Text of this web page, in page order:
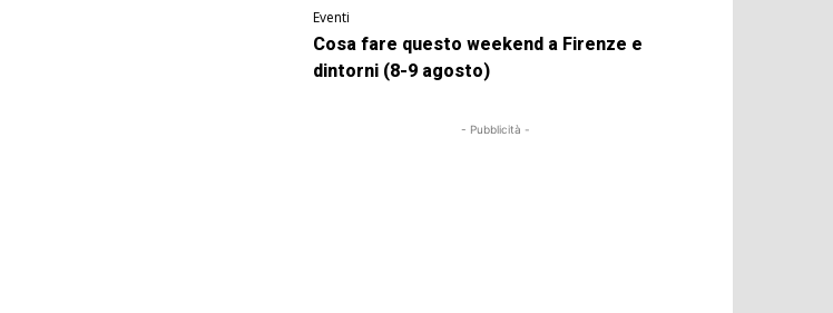
Eventi
Cosa fare questo weekend a Firenze e
dintorni (8-9 agosto)
- Pubblicità -